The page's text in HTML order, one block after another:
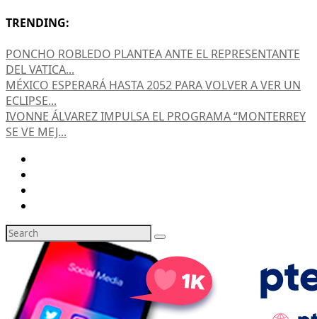
TRENDING:
PONCHO ROBLEDO PLANTEA ANTE EL REPRESENTANTE
DEL VATICA...
MÉXICO ESPERARÁ HASTA 2052 PARA VOLVER A VER UN
ECLIPSE...
IVONNE ÁLVAREZ IMPULSA EL PROGRAMA “MONTERREY
SE VE MEJ...